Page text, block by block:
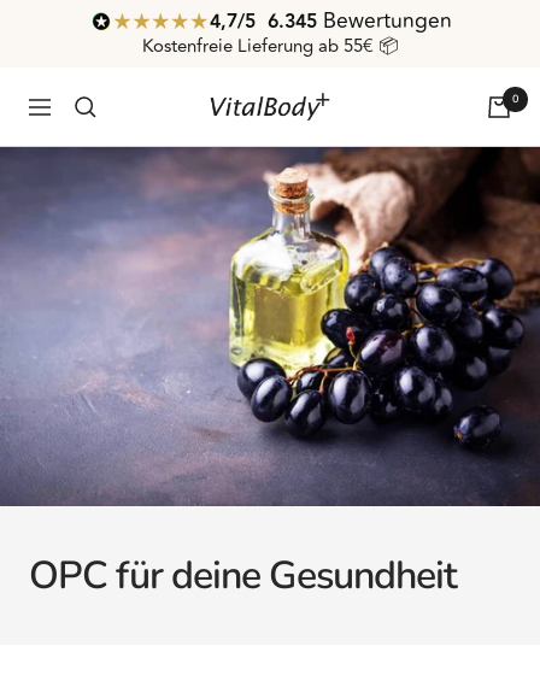
4,7/ 5 6.345 Bewertungen
Kostenfreie Lieferung ab 55€ 📦
Navigation VitalBodyPLUS.de 0
OPC für deine Gesundheit